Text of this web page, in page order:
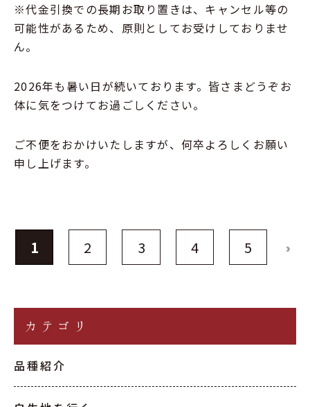
※代金引換での長期お取り置きは、キャンセル等の
可能性があるため、原則としてお受けしておりませ
ん。
2026年も暑い日が続いております。皆さまどうぞお
体に気をつけてお過ごしください。
ご不便をおかけいたしますが、何卒よろしくお願い
申し上げます。
1 2 3 4 5 »
カテゴリ
品種紹介